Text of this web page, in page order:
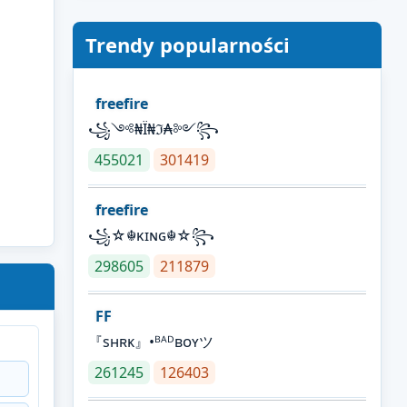
Trendy popularności
freefire
꧁༺₦Ї₦ℑ₳༻꧂
455021
301419
freefire
꧁☆☬κɪɴɢ☬☆꧂
298605
211879
FF
『sʜʀᴋ』•ᴮᴬᴰʙᴏʏツ
261245
126403